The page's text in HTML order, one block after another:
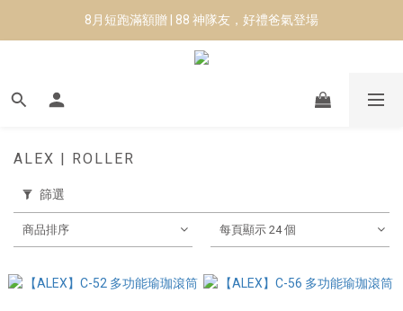
8月短跑滿額贈 | 88 神隊友，好禮爸氣登場
8月短跑滿額贈 | 88 神隊友，好禮爸氣登場
✨CURARING-韓國多功能深層按摩環｜新品預購88折！✨
Manduka-跟著青蛙去旅行｜快閃第二站-台南
ALEX | ROLLER
篩選
商品排序 每頁顯示 24 個